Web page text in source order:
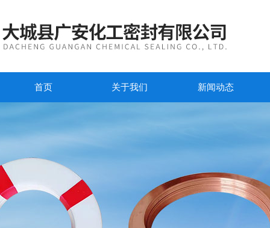
首页 关于我们 新闻动态